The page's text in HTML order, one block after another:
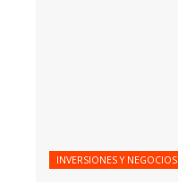
INVERSIONES Y NEGOCIOS